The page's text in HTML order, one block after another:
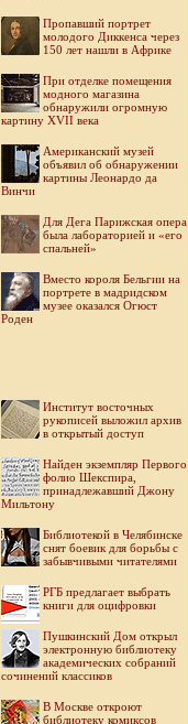
Пропавший портрет
молодого Диккенса через
150 лет нашли в Африке
При отделке помещения
модного магазина
обнаружили огромную
картину XVII века
Американский музей
объявил об обнаружении
картины Леонардо да
Винчи
Для Дега Парижская опера
была лабораторией и «его
спальней»
Вместо короля Бельгии на
портрете в мадридском
музее оказался Огюст
Роден
Институт восточных
рукописей выложил архив
в открытый доступ
Найден экземпляр Первого
фолио Шекспира,
принадлежавший Джону
Мильтону
Библиотекой в Челябинске
снят боевик для борьбы с
забывчивыми читателями
РГБ предлагает выбрать
книги для оцифровки
Пушкинский Дом открыл
электронную библиотеку
академических собраний
сочинений классиков
В Москве откроют
библиотеку комиксов